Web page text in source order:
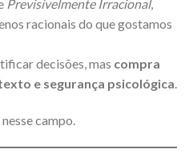
Previsivelmente Irracional,
racionais do que gostamos
decisões, mas compra
e segurança psicológica.
campo.